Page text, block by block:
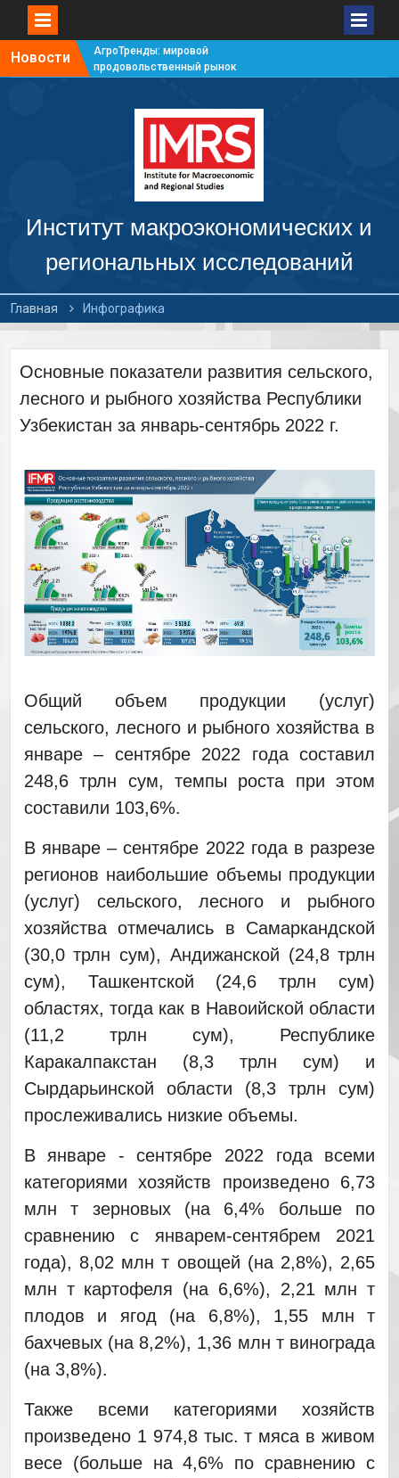
Новости
АгроТренды: мировой
продовольственный рынок
продовольственный рынок
АгроТренды: мировой
продовольственный рынок
АгроТренды: мировой
#4
Институт макроэкономических и
региональных исследований
Главная Инфографика
Основные показатели развития сельского,
лесного и рыбного хозяйства Республики
Узбекистан за январь-сентябрь 2022 г.
Общий объем продукции (услуг)
сельского, лесного и рыбного хозяйства в
январе – сентябре 2022 года составил
248,6 трлн сум, темпы роста при этом
составили 103,6%.
В январе – сентябре 2022 года в разрезе
регионов наибольшие объемы продукции
(услуг) сельского, лесного и рыбного
хозяйства отмечались в Самаркандской
(30,0 трлн сум), Андижанской (24,8 трлн
сум), Ташкентской (24,6 трлн сум)
областях, тогда как в Навоийской области
(11,2 трлн сум), Республике
Каракалпакстан (8,3 трлн сум) и
Сырдарьинской области (8,3 трлн сум)
прослеживались низкие объемы.
В январе - сентябре 2022 года всеми
категориями хозяйств произведено 6,73
млн т зерновых (на 6,4% больше по
сравнению с январем-сентябрем 2021
года), 8,02 млн т овощей (на 2,8%), 2,65
млн т картофеля (на 6,6%), 2,21 млн т
плодов и ягод (на 6,8%), 1,55 млн т
бахчевых (на 8,2%), 1,36 млн т винограда
(на 3,8%).
Также всеми категориями хозяйств
произведено 1 974,8 тыс. т мяса в живом
весе (больше на 4,6% по сравнению с